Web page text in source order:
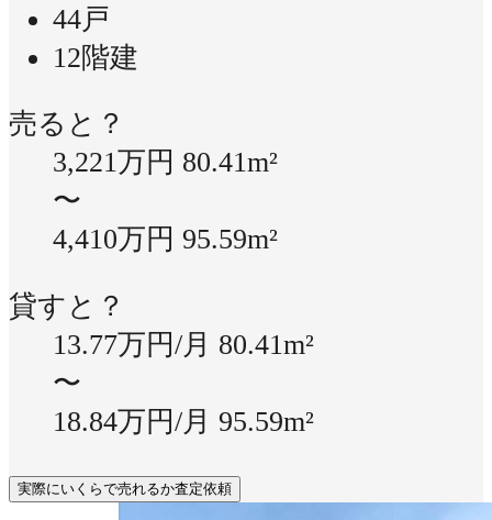
44戸
12階建
売ると？
3,221万円 80.41m²
〜
4,410万円 95.59m²
貸すと？
13.77万円/月 80.41m²
〜
18.84万円/月 95.59m²
実際にいくらで売れるか査定依頼